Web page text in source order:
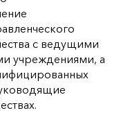
с ведущими
учреждениями, а